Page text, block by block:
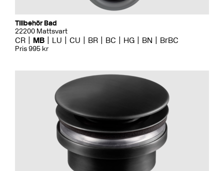
Tillbehör Bad
22200 Mattsvart
CR MB LU CU BR BC HG BN BrBC
Pris 995 kr